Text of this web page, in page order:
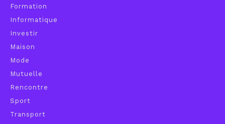
Formation
Informatique
Investir
Maison
Mode
Mutuelle
Rencontre
Sport
Transport